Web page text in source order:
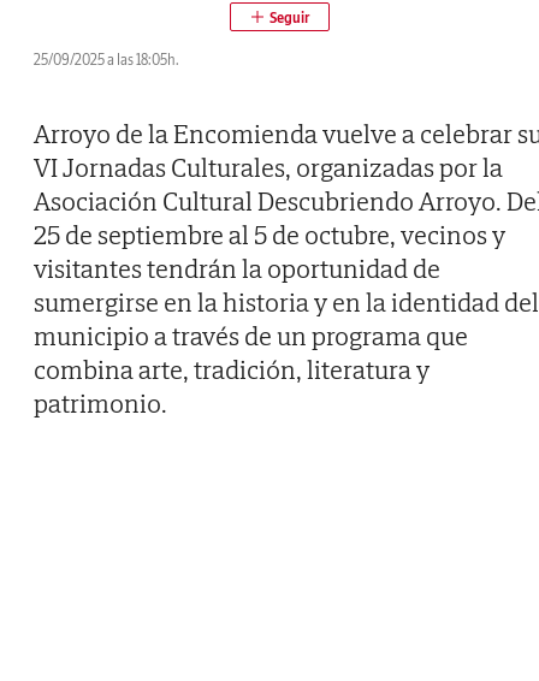
25/09/2025 a las 18:05h.
Arroyo de la Encomienda vuelve a celebrar
VI Jornadas Culturales, organizadas por la
Asociación Cultural Descubriendo Arroyo.
25 de septiembre al 5 de octubre, vecinos y
visitantes tendrán la oportunidad de
sumergirse en la historia y en la identidad del
municipio a través de un programa que
combina arte, tradición, literatura y
patrimonio.